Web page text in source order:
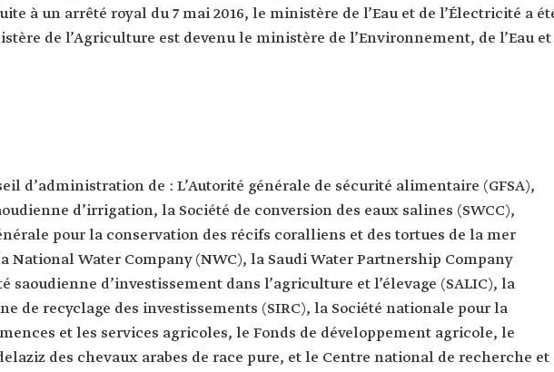
ministre de l'Environnement, de l'Eau
et de l'Agriculture.
Président du conseil d'administration
Président du conseil d'administration
de la Saudi Water Partnership
Company (SWPC).
Président du conseil d'administration
de la société saoudienne
d'investissement dans l'agriculture et
l'élevage (SALIC).
Président du conseil d'administration
pour le Fonds de développement
à un arrêté royal du 7 mai 2016, le ministère de l’Eau et de l’Électricité a
de l’Agriculture est devenu le ministère de l’Environnement, de l’Eau et
d’administration de : L’Autorité générale de sécurité alimentaire (GFSA),
d’irrigation, la Société de conversion des eaux salines (SWCC),
pour la conservation des récifs coralliens et des tortues de la mer
National Water Company (NWC), la Saudi Water Partnership Company
saoudienne d’investissement dans l’agriculture et l’élevage (SALIC), la
de recyclage des investissements (SIRC), la Société nationale pour la
et les services agricoles, le Fonds de développement agricole, le
des chevaux arabes de race pure, et le Centre national de recherche et